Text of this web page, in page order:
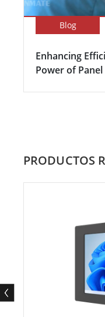
Blog
Enhancing
Power of Panel
PRODUCTOS